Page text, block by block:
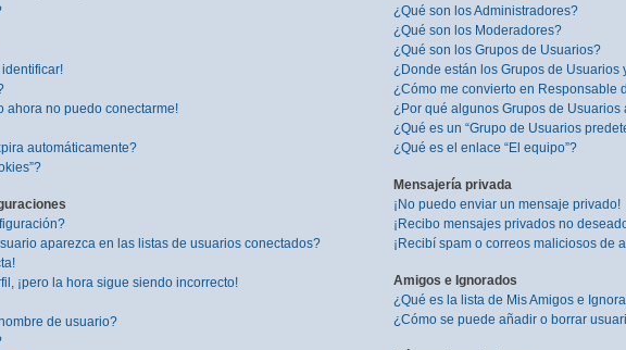
ahora no puedo conectarme!
automáticamente?
aparezca en las listas de usuarios conectados?
¡pero la hora sigue siendo incorrecto!
de usuario?
¿Qué son los Administradores?
¿Qué son los Moderadores?
¿Qué son los Grupos de Usuarios?
¿Donde están los Grupos de Usuarios
¿Cómo me convierto en Responsable
¿Por qué algunos Grupos de
¿Qué es un “Grupo de Usuarios
¿Qué es el enlace “El equipo”?
Mensajería privada
¡No puedo enviar un mensaje privado!
¡Recibo mensajes privados no
¡Recibí spam o correos maliciosos de
Amigos e Ignorados
¿Qué es la lista de Mis Amigos e
¿Cómo se puede añadir o borrar